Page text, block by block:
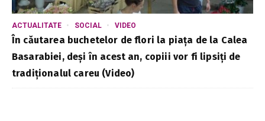
ACTUALITATE SOCIAL VIDEO
În căutarea buchetelor de flori la piața de la Calea
Basarabiei, deși în acest an, copiii vor fi lipsiți de
tradiționalul careu (Video)